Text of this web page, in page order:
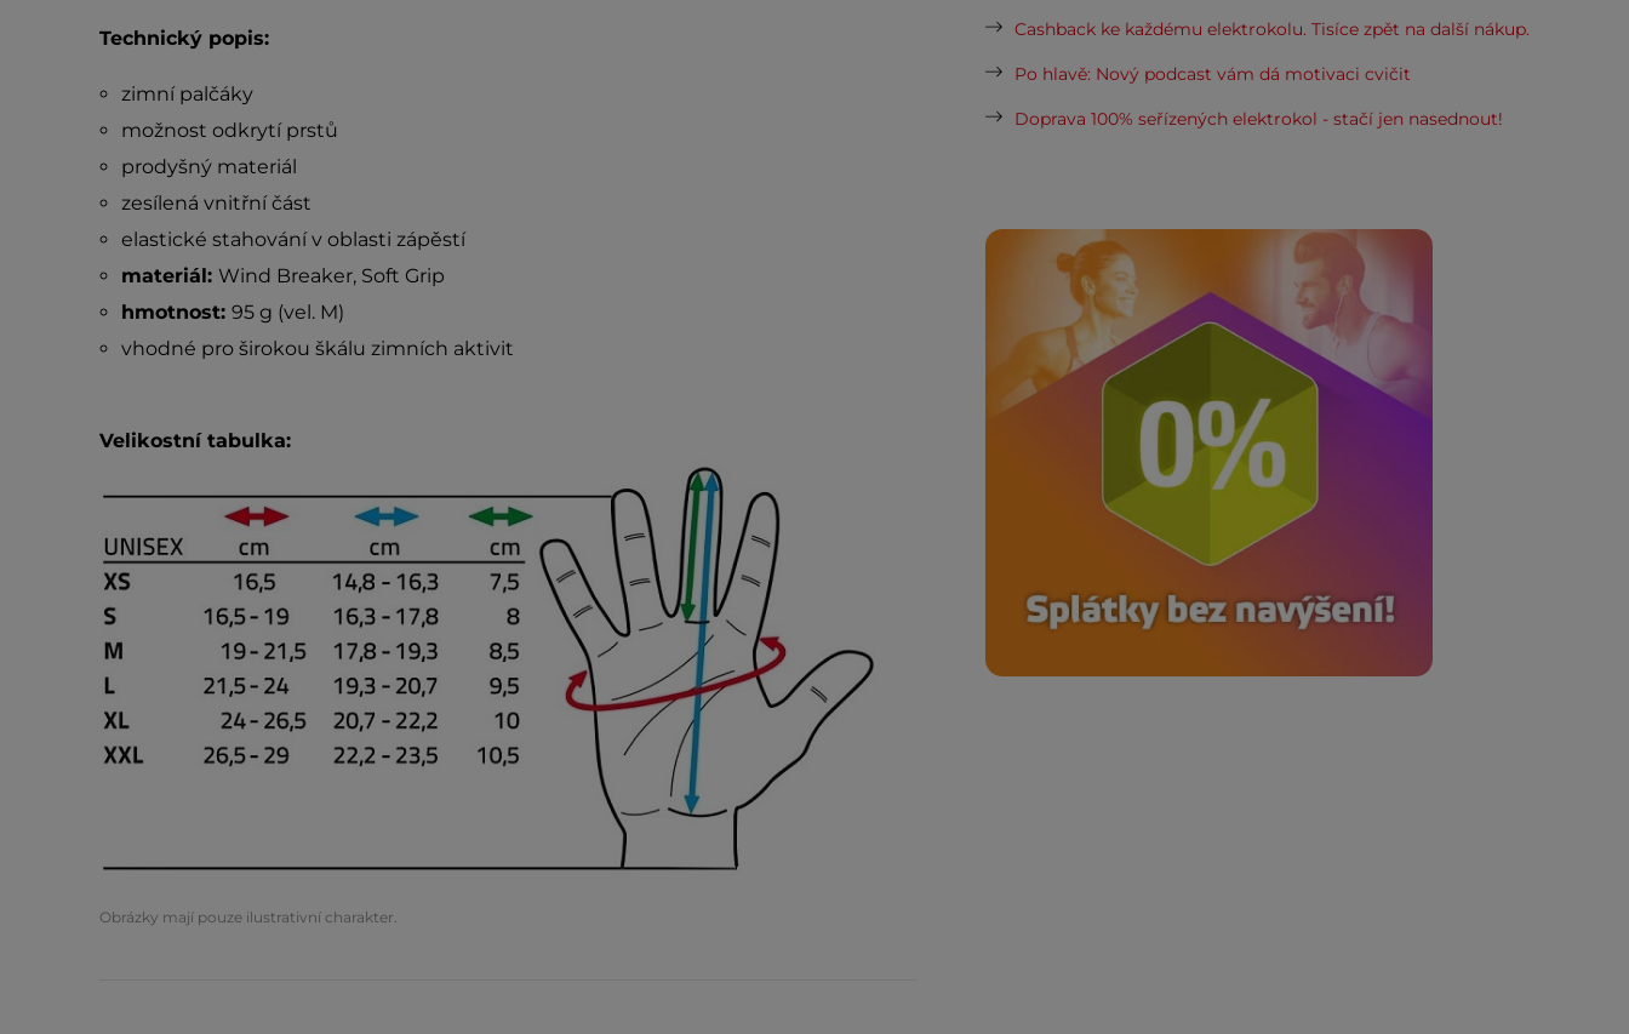
Technický popis:
zimní palčáky
možnost odkrytí prstů
prodyšný materiál
zesílená vnitřní část
elastické stahování v oblasti zápěstí
materiál: Wind Breaker, Soft Grip
hmotnost: 95 g (vel. M)
vhodné pro širokou škálu zimních aktivit
Velikostní tabulka:
Obrázky mají pouze ilustrativní charakter.
Cashback ke každému elektrokolu. Tisíce zpět na další nákup.
Po hlavě: Nový podcast vám dá motivaci cvičit
Doprava 100% seřízených elektrokol - stačí jen nasednout!